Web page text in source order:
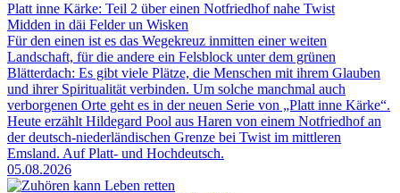
Platt inne Kärke: Teil 2 über einen Notfriedhof nahe Twist
Midden in däi Felder un Wisken
Für den einen ist es das Wegekreuz inmitten einer weiten
Landschaft, für die andere ein Felsblock unter dem grünen
Blätterdach: Es gibt viele Plätze, die Menschen mit ihrem Glauben
und ihrer Spiritualität verbinden. Um solche manchmal auch
verborgenen Orte geht es in der neuen Serie von „Platt inne Kärke“.
Heute erzählt Hildegard Pool aus Haren von einem Notfriedhof an
der deutsch-niederländischen Grenze bei Twist im mittleren
Emsland. Auf Platt- und Hochdeutsch.
05.08.2026